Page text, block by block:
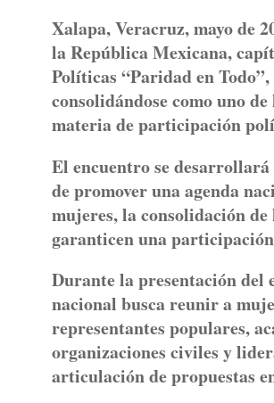
Xalapa, Veracruz, mayo de
la República Mexicana,
Políticas “Paridad en
consolidándose como uno
materia de participación
El encuentro se
de promover una agenda
mujeres, la consolidación
garanticen una
Durante la presentación del
nacional busca reunir a
representantes populares,
organizaciones civiles y
articulación de propuestas